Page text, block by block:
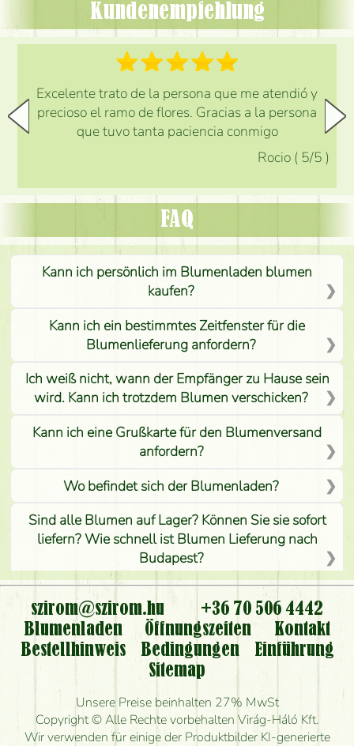
Kundenempfehlung
Excelente trato de la persona que me atendió y
precioso el ramo de flores. Gracias a la persona
que tuvo tanta paciencia conmigo
Rocio ( 5/5 )
FAQ
Kann ich persönlich im Blumenladen blumen
kaufen?
Kann ich ein bestimmtes Zeitfenster für die
Blumenlieferung anfordern?
Ich weiß nicht, wann der Empfänger zu Hause sein
wird. Kann ich trotzdem Blumen verschicken?
Kann ich eine Grußkarte für den Blumenversand
anfordern?
Wo befindet sich der Blumenladen?
Sind alle Blumen auf Lager? Können Sie sie sofort
liefern? Wie schnell ist Blumen Lieferung nach
Budapest?
Ist der Blumenladen non stop geöffnet?
Kann ich den bestellten Blumenstrauß persönlich
nehmen oder nur per Blumenversand?
Ist eine Bestellung für ländliche Gebiete möglich?
Wie lange kann ich heute Blumen mit Lieferung
bestellen?
szirom@szirom.hu
+36 70 506 4442
Blumenladen
Öffnungszeiten
Kontakt
Bestellhinweis
Bedingungen
Einführung
Sitemap
Unsere Preise beinhalten 27% MwSt
Copyright © Alle Rechte vorbehalten Virág-Háló Kft.
Wir verwenden für einige der Produktbilder KI-generierte